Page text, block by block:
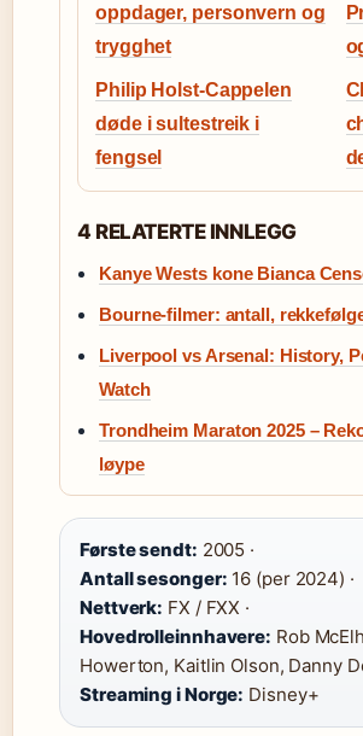
oppdager, personvern og
trygghet
Philip Holst-Cappelen
døde i sultestreik i
fengsel
4 RELATERTE INNLEGG
Kanye Wests kone Bianca
Bourne-filmer: antall,
Liverpool vs Arsenal: History,
Watch
Trondheim Maraton 2025 –
løype
Første sendt: 2005 ·
Antall sesonger: 16 (per 2024) ·
Nettverk: FX / FXX ·
Hovedrolleinnhavere: Rob
Howerton, Kaitlin Olson, Danny
Streaming i Norge: Disney+